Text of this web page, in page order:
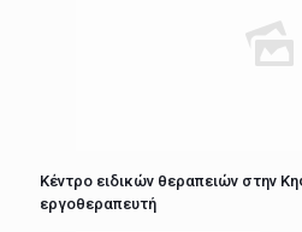
Κέντρο ειδικών θεραπειών στην
εργοθεραπευτή